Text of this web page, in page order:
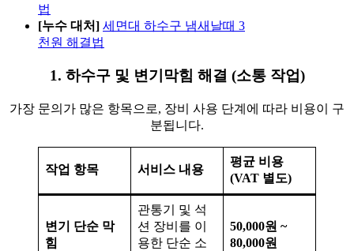
법
[누수 대처] 세면대 하수구 냄새날때 3
천원 해결법
1. 하수구 및 변기막힘 해결 (소통 작업)
가장 문의가 많은 항목으로, 장비 사용 단계에 따라 비용이 구
분됩니다.
작업 항목 서비스 내용
평균 비용
(VAT 별도)
변기 단순 막
힘
관통기 및 석
션 장비를 이
용한 단순 소
50,000원 ~
80,000원